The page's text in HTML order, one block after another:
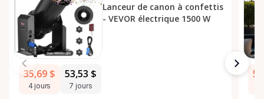
Lanceur de canon à confettis
- VEVOR électrique 1500 W
35,69 $
4 jours
53,53 $
7 jours